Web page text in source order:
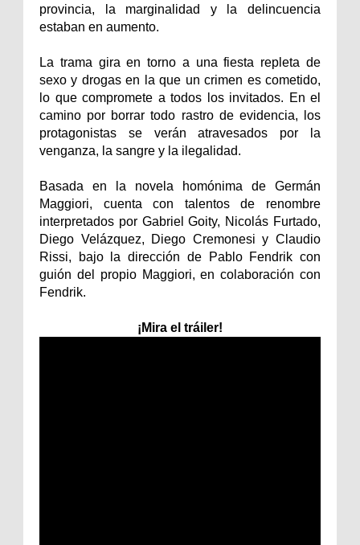
provincia, la marginalidad y la delincuencia
estaban en aumento.
La trama gira en torno a una fiesta repleta de
sexo y drogas en la que un crimen es cometido,
lo que compromete a todos los invitados. En el
camino por borrar todo rastro de evidencia, los
protagonistas se verán atravesados por la
venganza, la sangre y la ilegalidad.
Basada en la novela homónima de Germán
Maggiori, cuenta con talentos de renombre
interpretados por Gabriel Goity, Nicolás Furtado,
Diego Velázquez, Diego Cremonesi y Claudio
Rissi, bajo la dirección de Pablo Fendrik con
guión del propio Maggiori, en colaboración con
Fendrik.
¡Mira el tráiler!